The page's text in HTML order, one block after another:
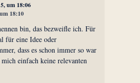
um 18:06
18:10
bin, das bezweifle ich. Für
für eine Idee oder
dass es schon immer so war
einfach keine relevanten